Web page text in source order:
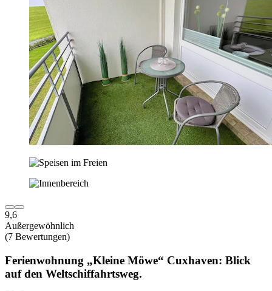
9,6
Außergewöhnlich
(7 Bewertungen)
Ferienwohnung „Kleine Möwe“ Cuxhaven: Blick
auf den Weltschiffahrtsweg.